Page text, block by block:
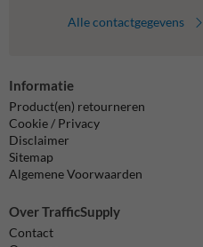
Alle contactgegevens
Informatie
Product(en) retourneren
Cookie / Privacy
Disclaimer
Sitemap
Algemene Voorwaarden
Over TrafficSupply
Contact